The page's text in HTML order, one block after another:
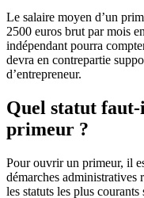
Le salaire moyen d’un
2500 euros brut par mois
indépendant pourra
devra en contrepartie
d’entrepreneur.
Quel statut
primeur ?
Pour ouvrir un primeur, il
démarches administratives
les statuts les plus courants